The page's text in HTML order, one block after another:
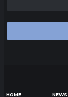
HOME NEWS